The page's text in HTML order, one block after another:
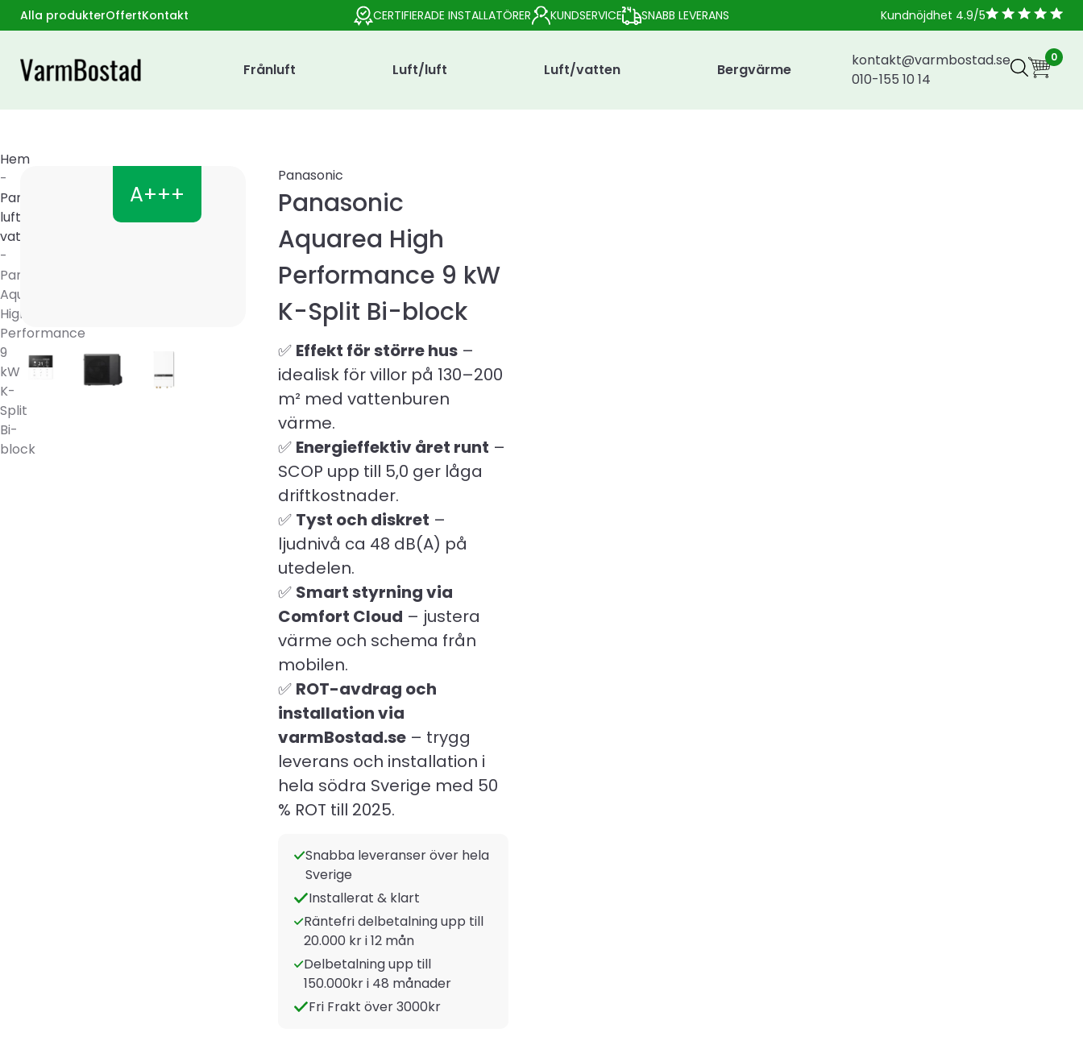
Alla produkterOffertKontakt CERTIFIERADE INSTALLATÖRER KUNDSERVICE SNABB LEVERANS Kundnöjdhet 4.9/5
Frånluft Luft/luft Luft/vatten Bergvärme
kontakt@varmbostad.se
010-155 10 14
0
Hem
-
Panasonic
luft
vatten
-
Panasonic
Aquarea
High
Performance
9
kW
K-
Split
Bi-
block
A+++
Panasonic
Panasonic
Aquarea High
Performance 9 kW
K-Split Bi-block
✅ Effekt för större hus –
idealisk för villor på 130–200
m² med vattenburen
värme.
✅ Energieffektiv året runt –
SCOP upp till 5,0 ger låga
driftkostnader.
✅ Tyst och diskret –
ljudnivå ca 48 dB(A) på
utedelen.
✅ Smart styrning via
Comfort Cloud – justera
värme och schema från
mobilen.
✅ ROT-avdrag och
installation via
varmBostad.se – trygg
leverans och installation i
hela södra Sverige med 50
% ROT till 2025.
Snabba leveranser över hela
Sverige
Installerat & klart
Räntefri delbetalning upp till
20.000 kr i 12 mån
Delbetalning upp till
150.000kr i 48 månader
Fri Frakt över 3000kr